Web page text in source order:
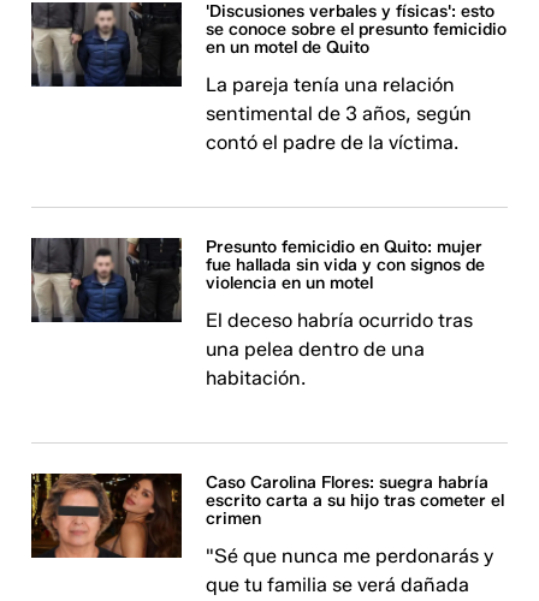
'Discusiones verbales y físicas': esto
se conoce sobre el presunto femicidio
en un motel de Quito
La pareja tenía una relación
sentimental de 3 años, según
contó el padre de la víctima.
Presunto femicidio en Quito: mujer
fue hallada sin vida y con signos de
violencia en un motel
El deceso habría ocurrido tras
una pelea dentro de una
habitación.
Caso Carolina Flores: suegra habría
escrito carta a su hijo tras cometer el
crimen
"Sé que nunca me perdonarás y
que tu familia se verá dañada